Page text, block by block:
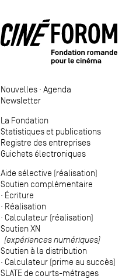
Nouvelles · Agenda
Newsletter
La Fondation
Statistiques et publications
Registre des entreprises
Guichets électroniques
Aide sélective (réalisation)
Soutien complémentaire
· Écriture
· Réalisation
· Calculateur (réalisation)
Soutien XN
(expériences numériques)
Soutien à la distribution
· Calculateur (prime au succès)
SLATE de courts-métrages